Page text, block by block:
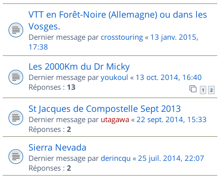
VTT en Forêt-Noire (Allemagne) ou dans les
Vosges.
Dernier message par crosstouring « 13 janv. 2015,
17:38
Les 2000Km du Dr Micky
Dernier message par youkoul « 13 oct. 2014, 16:40
Réponses : 13 1 2
St Jacques de Compostelle Sept 2013
Dernier message par utagawa « 22 sept. 2014, 15:33
Réponses : 2
Sierra Nevada
Dernier message par derincqu « 25 juil. 2014, 22:07
Réponses : 2